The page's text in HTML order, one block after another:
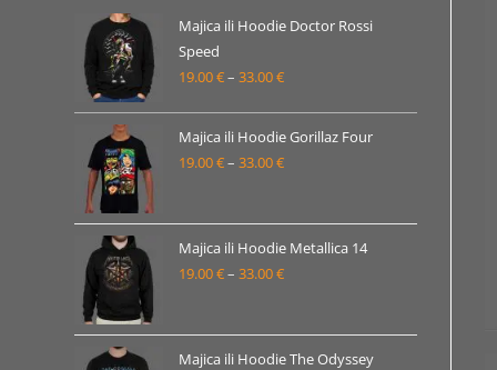
Majica ili Hoodie Doctor Rossi
Speed
19.00€– 33.00€Raspon
od
19.00 €
Majica ili Hoodie Gorillaz Four
19.00€– 33.00€Raspon
od
19.00 €
do
Majica ili Hoodie Metallica 14
19.00€– 33.00€Raspon
od
19.00 €
Majica ili Hoodie The Odyssey